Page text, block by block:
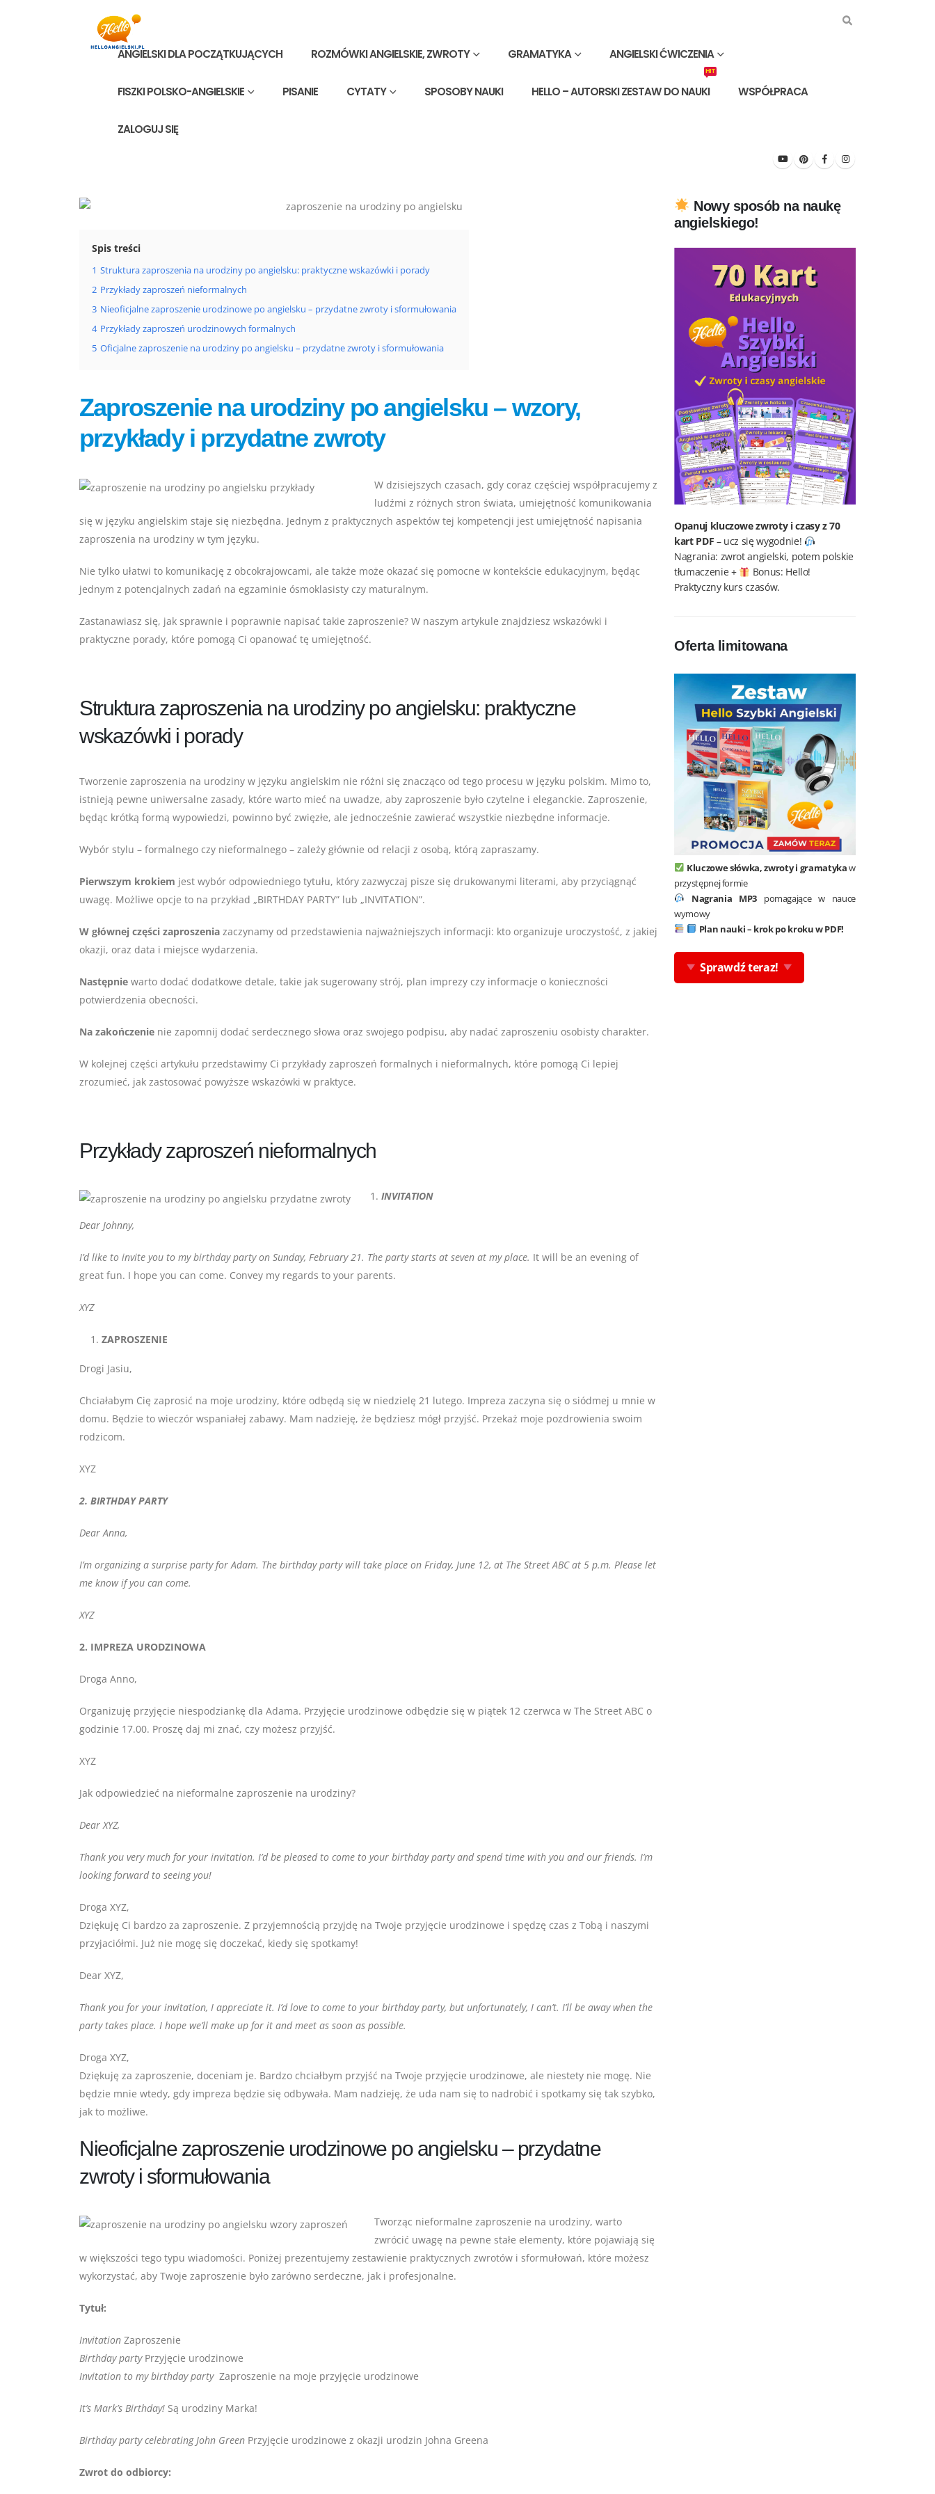
ANGIELSKI DLA POCZĄTKUJĄCYCH ROZMÓWKI ANGIELSKIE, ZWROTY GRAMATYKA ANGIELSKI ĆWICZENIA
FISZKI POLSKO-ANGIELSKIE PISANIE CYTATY SPOSOBY NAUKI HELLO – AUTORSKI ZESTAW DO NAUKI
HIT
WSPÓŁPRACA
ZALOGUJ SIĘ
Spis treści
1 Struktura zaproszenia na urodziny po angielsku: praktyczne wskazówki i porady
2 Przykłady zaproszeń nieformalnych
3 Nieoficjalne zaproszenie urodzinowe po angielsku – przydatne zwroty i sformułowania
4 Przykłady zaproszeń urodzinowych formalnych
5 Oficjalne zaproszenie na urodziny po angielsku – przydatne zwroty i sformułowania
Zaproszenie na urodziny po angielsku – wzory,
przykłady i przydatne zwroty
W dzisiejszych czasach, gdy coraz częściej współpracujemy z
ludźmi z różnych stron świata, umiejętność komunikowania
się w języku angielskim staje się niezbędna. Jednym z praktycznych aspektów tej kompetencji jest umiejętność napisania
zaproszenia na urodziny w tym języku.
Nie tylko ułatwi to komunikację z obcokrajowcami, ale także może okazać się pomocne w kontekście edukacyjnym, będąc
jednym z potencjalnych zadań na egzaminie ósmoklasisty czy maturalnym.
Zastanawiasz się, jak sprawnie i poprawnie napisać takie zaproszenie? W naszym artykule znajdziesz wskazówki i
praktyczne porady, które pomogą Ci opanować tę umiejętność.
Struktura zaproszenia na urodziny po angielsku: praktyczne
wskazówki i porady
Tworzenie zaproszenia na urodziny w języku angielskim nie różni się znacząco od tego procesu w języku polskim. Mimo to,
istnieją pewne uniwersalne zasady, które warto mieć na uwadze, aby zaproszenie było czytelne i eleganckie. Zaproszenie,
będąc krótką formą wypowiedzi, powinno być zwięzłe, ale jednocześnie zawierać wszystkie niezbędne informacje.
Wybór stylu – formalnego czy nieformalnego – zależy głównie od relacji z osobą, którą zapraszamy.
Pierwszym krokiem jest wybór odpowiedniego tytułu, który zazwyczaj pisze się drukowanymi literami, aby przyciągnąć
uwagę. Możliwe opcje to na przykład „BIRTHDAY PARTY” lub „INVITATION”.
W głównej części zaproszenia zaczynamy od przedstawienia najważniejszych informacji: kto organizuje uroczystość, z jakiej
okazji, oraz data i miejsce wydarzenia.
Następnie warto dodać dodatkowe detale, takie jak sugerowany strój, plan imprezy czy informacje o konieczności
potwierdzenia obecności.
Na zakończenie nie zapomnij dodać serdecznego słowa oraz swojego podpisu, aby nadać zaproszeniu osobisty charakter.
W kolejnej części artykułu przedstawimy Ci przykłady zaproszeń formalnych i nieformalnych, które pomogą Ci lepiej
zrozumieć, jak zastosować powyższe wskazówki w praktyce.
Przykłady zaproszeń nieformalnych
INVITATION
Dear Johnny,
I’d like to invite you to my birthday party on Sunday, February 21. The party starts at seven at my place. It will be an evening of
great fun. I hope you can come. Convey my regards to your parents.
XYZ
ZAPROSZENIE
Drogi Jasiu,
Chciałabym Cię zaprosić na moje urodziny, które odbędą się w niedzielę 21 lutego. Impreza zaczyna się o siódmej u mnie w
domu. Będzie to wieczór wspaniałej zabawy. Mam nadzieję, że będziesz mógł przyjść. Przekaż moje pozdrowienia swoim
rodzicom.
XYZ
2. BIRTHDAY PARTY
Dear Anna,
I’m organizing a surprise party for Adam. The birthday party will take place on Friday, June 12, at The Street ABC at 5 p.m. Please let
me know if you can come.
XYZ
2. IMPREZA URODZINOWA
Droga Anno,
Organizuję przyjęcie niespodziankę dla Adama. Przyjęcie urodzinowe odbędzie się w piątek 12 czerwca w The Street ABC o
godzinie 17.00. Proszę daj mi znać, czy możesz przyjść.
XYZ
Jak odpowiedzieć na nieformalne zaproszenie na urodziny?
Dear XYZ,
Thank you very much for your invitation. I’d be pleased to come to your birthday party and spend time with you and our friends. I’m
looking forward to seeing you!
Droga XYZ,
Dziękuję Ci bardzo za zaproszenie. Z przyjemnością przyjdę na Twoje przyjęcie urodzinowe i spędzę czas z Tobą i naszymi
przyjaciółmi. Już nie mogę się doczekać, kiedy się spotkamy!
Dear XYZ,
Thank you for your invitation, I appreciate it. I’d love to come to your birthday party, but unfortunately, I can’t. I’ll be away when the
party takes place. I hope we’ll make up for it and meet as soon as possible.
Droga XYZ,
Dziękuję za zaproszenie, doceniam je. Bardzo chciałbym przyjść na Twoje przyjęcie urodzinowe, ale niestety nie mogę. Nie
będzie mnie wtedy, gdy impreza będzie się odbywała. Mam nadzieję, że uda nam się to nadrobić i spotkamy się tak szybko,
jak to możliwe.
Nieoficjalne zaproszenie urodzinowe po angielsku – przydatne
zwroty i sformułowania
Tworząc nieformalne zaproszenie na urodziny, warto
zwrócić uwagę na pewne stałe elementy, które pojawiają się
w większości tego typu wiadomości. Poniżej prezentujemy zestawienie praktycznych zwrotów i sformułowań, które możesz
wykorzystać, aby Twoje zaproszenie było zarówno serdeczne, jak i profesjonalne.
Tytuł:
Invitation Zaproszenie
Birthday party Przyjęcie urodzinowe
Invitation to my birthday partyZaproszenie na moje przyjęcie urodzinowe
It’s Mark’s Birthday! Są urodziny Marka!
Birthday party celebrating John Green Przyjęcie urodzinowe z okazji urodzin Johna Greena
Zwrot do odbiorcy:
Nowy sposób na naukę
angielskiego!
Opanuj kluczowe zwroty i czasy z 70
kart PDF – ucz się wygodnie!
Nagrania: zwrot angielski, potem polskie
tłumaczenie +
Bonus: Hello!
Praktyczny kurs czasów.
Oferta limitowana
Kluczowe słówka, zwroty i gramatykaw
przystępnej formie
Nagrania MP3 pomagające w nauce
wymowy
Plan nauki – krok po kroku w PDF!
Sprawdź teraz!